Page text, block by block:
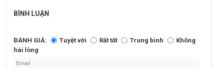
BÌNH LUẬN
ĐÁNH GIÁ: Tuyệt vời Rất tốt Trung bình
Không
hài lòng